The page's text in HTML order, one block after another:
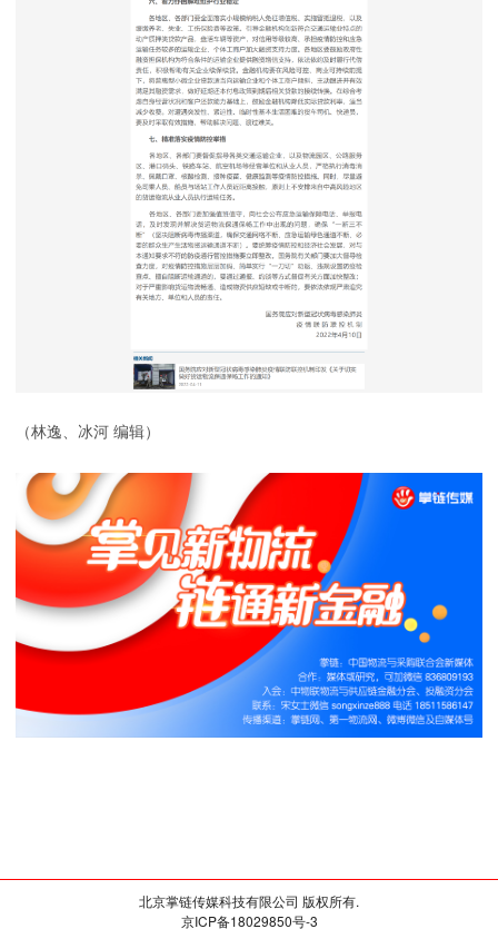
（林逸、冰河 编辑）
北京掌链传媒科技有限公司 版权所有.
京ICP备18029850号-3